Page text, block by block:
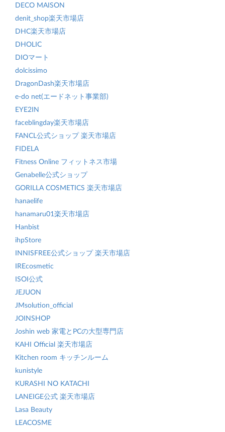
DECO MAISON
denit_shop楽天市場店
DHC楽天市場店
DHOLIC
DIOマート
dolcissimo
DragonDash楽天市場店
e-do net(エードネット事業部)
EYE2IN
faceblingday楽天市場店
FANCL公式ショップ 楽天市場店
FIDELA
Fitness Online フィットネス市場
Genabelle公式ショップ
GORILLA COSMETICS 楽天市場店
hanaelife
hanamaru01楽天市場店
Hanbist
ihpStore
INNISFREE公式ショップ 楽天市場店
IREcosmetic
ISOI公式
JEJUON
JMsolution_official
JOINSHOP
Joshin web 家電とPCの大型専門店
KAHI Official 楽天市場店
Kitchen room キッチンルーム
kunistyle
KURASHI NO KATACHI
LANEIGE公式 楽天市場店
Lasa Beauty
LEACOSME